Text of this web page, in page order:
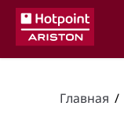
Главная /